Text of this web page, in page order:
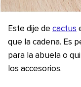
Este dije de cactus
que la cadena. Es
para la abuela o
los accesorios.